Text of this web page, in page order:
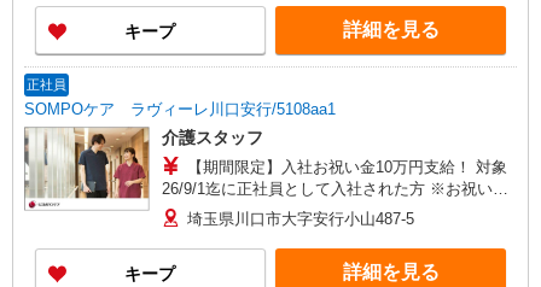
日祝手当（月平均2回分）、夜勤手当（月平均5回
分）等、毎月平均的に支払われる手当を含みま
す。 ※介護福祉士のみ、特別職務手当も含む ◎オ
時は別途時間外手当支給（超過1分〜） ◎賞与
基本給2.08ヶ月分/年支給
キープ 詳細を見る
正社員
SOMPOケア ラヴィーレ川口安行/5108aa1
介護スタッフ
【期間限定】入社お祝い金10万円支給！ 対象
26/9/1迄に正社員として入社された方 ※お祝い金
は入社後3か月目の給与で支給、その他詳細は面接
時にご案内します 【介護福祉士】月給285,800円
／年収例384万円〜 【実務者研修】月給256,000円
／年収例345万円〜 【初任者研修・無資格】月給
埼玉県川口市大字安行小山487-5
キープ 詳細を見る